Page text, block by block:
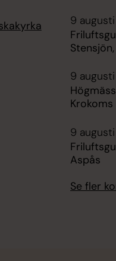
9 augusti
9 augusti
9
Aspås
Se fler